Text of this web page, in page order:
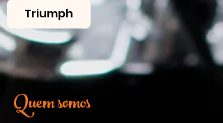
Triumph
Quem somos